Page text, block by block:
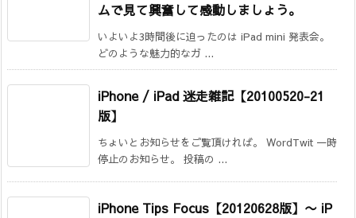
ムで見て興奮して感動しましょう。
いよいよ3時間後に迫ったのは iPad mini 発表会。
どのような魅力的なガ ...
iPhone / iPad 迷走雑記【20100520-21
版】
ちょいとお知らせをご覧頂ければ。 WordTwit 一時
停止のお知らせ。 投稿の ...
iPhone Tips Focus【20120628版】〜 iP